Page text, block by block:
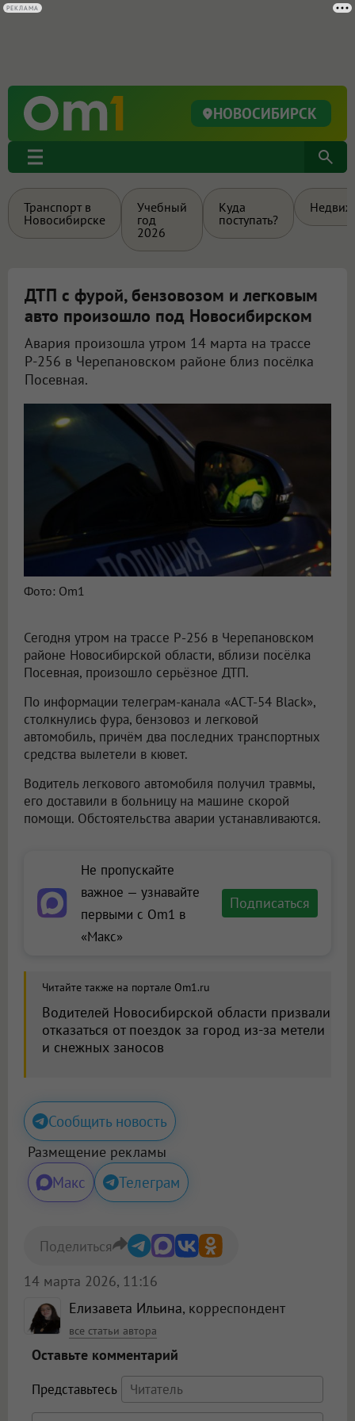
НОВОСИБИРСК
Транспорт в
Новосибирске
Учебный
год
2026
Куда
поступать?
ДТП с фурой, бензовозом и легковым
авто произошло под Новосибирском
Авария произошла утром 14 марта на трассе
Р-256 в Черепановском районе близ посёлка
Посевная.
Фото: Om1
Сегодня утром на трассе Р-256 в Черепановском
районе Новосибирской области, вблизи посёлка
Посевная, произошло серьёзное ДТП.
По информации телеграм-канала «АСТ-54 Black»,
столкнулись фура, бензовоз и легковой
автомобиль, причём два последних транспортных
средства вылетели в кювет.
Водитель легкового автомобиля получил травмы,
его доставили в больницу на машине скорой
помощи. Обстоятельства аварии устанавливаются.
Не пропускайте
важное — узнавайте
первыми с Om1 в
«Макс»
Подписаться
Читайте также на портале Om1.ru
Водителей Новосибирской области призвали
отказаться от поездок за город из-за метели
и снежных заносов
Сообщить новость
Размещение рекламы
Макс Телеграм
Елизавета Ильина, корреспондент
все статьи автора
14 марта 2026, 11:16
Поделиться
Оставьте комментарий
Представьтесь
РЕКЛАМА